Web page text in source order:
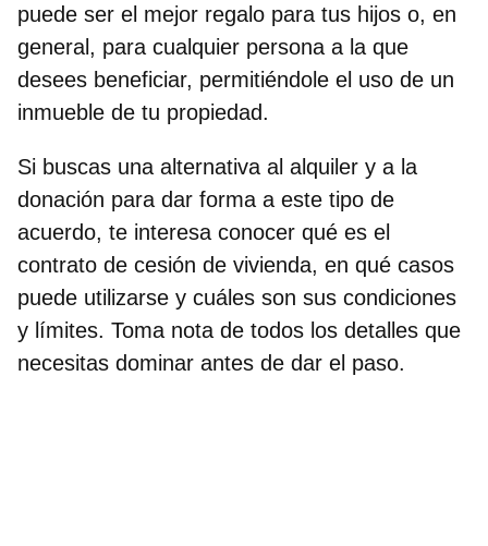
puede ser el mejor regalo para tus hijos o, en
general, para cualquier persona a la que
desees beneficiar, permitiéndole el uso de un
inmueble de tu propiedad.
Si buscas una alternativa al alquiler y a la
donación para dar forma a este tipo de
acuerdo, te interesa conocer qué es el
contrato de cesión de vivienda, en qué casos
puede utilizarse y cuáles son sus condiciones
y límites. Toma nota de todos los detalles que
necesitas dominar antes de dar el paso.